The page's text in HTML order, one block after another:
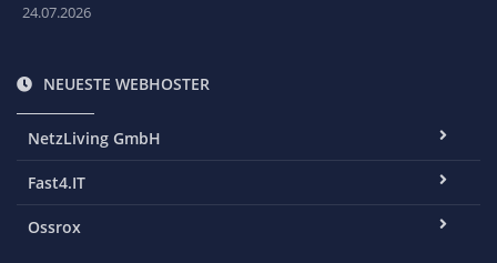
24.07.2026
NEUESTE WEBHOSTER
NetzLiving GmbH
Fast4.IT
Ossrox